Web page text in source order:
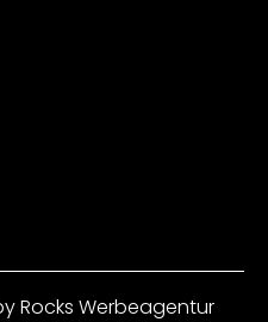
Rocks Werbeagentur